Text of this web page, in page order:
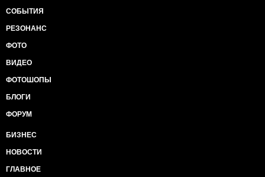
СОБЫТИЯ
РЕЗОНАНС
ФОТО
ВИДЕО
ФОТОШОПЫ
БЛОГИ
ФОРУМ
БИЗНЕС
НОВОСТИ
ГЛАВНОЕ